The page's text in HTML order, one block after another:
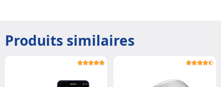
Produits similaires